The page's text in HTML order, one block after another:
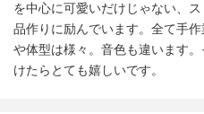
を中心に可愛いだけじゃない、
品作りに励んでいます。全て手
や体型は様々。音色も違います
けたらとても嬉しいです。